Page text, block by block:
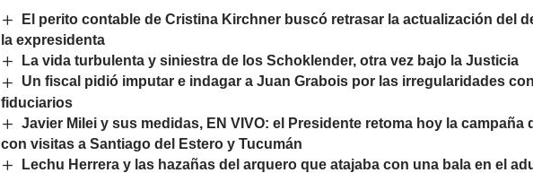
El perito contable de Cristina Kirchner buscó retrasar la actualización del
la expresidenta
La vida turbulenta y siniestra de los Schoklender, otra vez bajo la Justicia
Un fiscal pidió imputar e indagar a Juan Grabois por las irregularidades
fiduciarios
Javier Milei y sus medidas, EN VIVO: el Presidente retoma hoy la campaña
con visitas a Santiago del Estero y Tucumán
Lechu Herrera y las hazañas del arquero que atajaba con una bala en el